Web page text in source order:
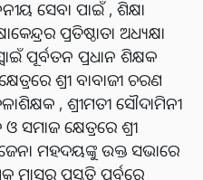
ସେବା ପାଇଁ , ଶିକ୍ଷା
ପ୍ରତିଷ୍ଠାତା ଅଧ୍ୟକ୍ଷା
ପୂର୍ବତନ ପ୍ରଧାନ ଶିକ୍ଷକ
ଶ୍ରୀ ବାବାଜୀ ଚରଣ
, ଶ୍ରୀମତୀ ସୌଦାମିନୀ
ସମାଜ କ୍ଷେତ୍ରରେ ଶ୍ରୀ
ଜେନା ମହଦୟଙ୍କୁ ଉକ୍ତ ସଭାରେ
ମାସର ପ୍ରସ୍ତୁତି ପର୍ବରେ